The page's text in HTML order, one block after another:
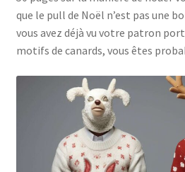
que le pull de Noël n’est pas une
vous avez déjà vu votre patron
motifs de canards, vous êtes